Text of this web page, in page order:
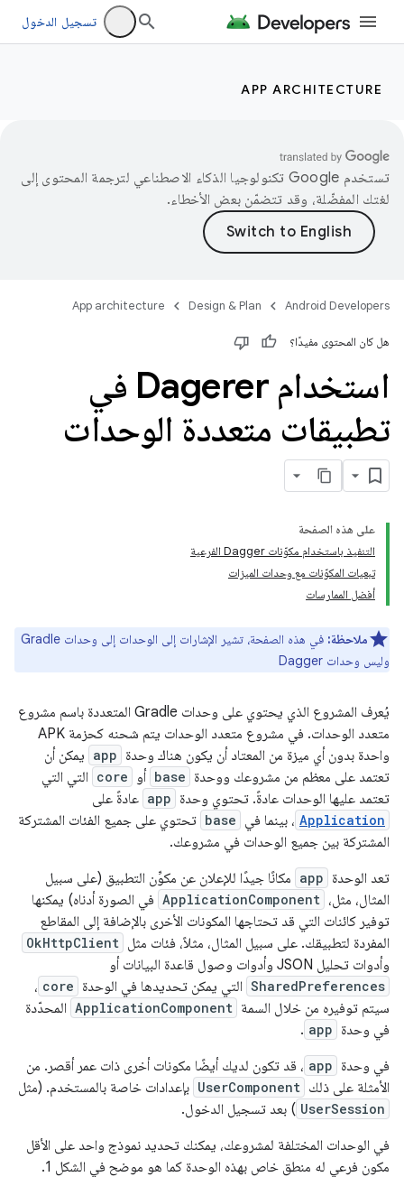
تسجيل الدخول
APP ARCHITECTURE
تستخدم Google تكنولوجيا الذكاء الاصطناعي لترجمة المحتوى إلى
لغتك المفضّلة، وقد تتضمّن بعض الأخطاء.
Android Developers
Design & Plan
App architecture
هل كان المحتوى مفيدًا؟
استخدام Dagerer في
تطبيقات متعددة الوحدات
على هذه الصفحة
التنفيذ باستخدام مكوّنات Dagger الفرعية
تبعيات المكوّنات مع وحدات الميزات
أفضل الممارسات
ملاحظة:
في هذه الصفحة، تشير الإشارات إلى الوحدات إلى وحدات Gradle
وليس وحدات Dagger
يُعرف المشروع الذي يحتوي على وحدات Gradle المتعددة باسم مشروع
متعدد الوحدات. في مشروع متعدد الوحدات يتم شحنه كحزمة APK
واحدة بدون أي ميزة من المعتاد أن يكون هناك وحدة app يمكن أن
تعتمد على معظم من مشروعك ووحدة base أو core التي التي
تعتمد عليها الوحدات عادةً. تحتوي وحدة app عادةً على
Application ، بينما في base تحتوي على جميع الفئات المشتركة
المشتركة بين جميع الوحدات في مشروعك.
تعد الوحدة app مكانًا جيدًا للإعلان عن مكوِّن التطبيق (على سبيل
المثال، مثل، ApplicationComponent في الصورة أدناه) يمكنها
توفير كائنات التي قد تحتاجها المكونات الأخرى بالإضافة إلى المقاطع
المفردة لتطبيقك. على سبيل المثال، مثلاً، فئات مثل OkHttpClient
وأدوات تحليل JSON وأدوات وصول قاعدة البيانات أو
SharedPreferences التي يمكن تحديدها في الوحدة core ،
سيتم توفيره من خلال السمة ApplicationComponent المحدّدة
في وحدة app
.
في وحدة app ، قد تكون لديك أيضًا مكونات أخرى ذات عمر أقصر. من
الأمثلة على ذلك UserComponent بإعدادات خاصة بالمستخدم. (مثل
UserSession ) بعد تسجيل الدخول.
في الوحدات المختلفة لمشروعك، يمكنك تحديد نموذج واحد على الأقل
مكون فرعي له منطق خاص بهذه الوحدة كما هو موضح في الشكل 1.